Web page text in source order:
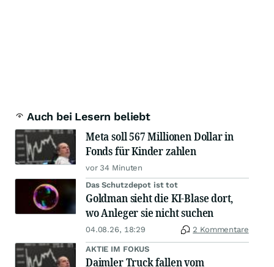
Auch bei Lesern beliebt
Meta soll 567 Millionen Dollar in
Fonds für Kinder zahlen
vor 34 Minuten
Das Schutzdepot ist tot
Goldman sieht die KI-Blase dort,
wo Anleger sie nicht suchen
04.08.26, 18:29 2 Kommentare
AKTIE IM FOKUS
Daimler Truck fallen vom